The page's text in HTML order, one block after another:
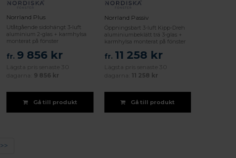
Norrland Plus
Utåtgående sidohängt 3-luft
aluminium 2-glas + karmhylsa
monterat på fönster
fr. 9 856 kr
Lägsta pris senaste 30
dagarna: 9 856 kr
Gå till produkt
Norrland Passiv
Öppningsbart 3-luft Kipp-Dreh
aluminiumbeklätt trä 3-glas +
karmhylsa monterat på fönster
fr. 11 258 kr
Lägsta pris senaste 30
dagarna: 11 258 kr
Gå till produkt
>>